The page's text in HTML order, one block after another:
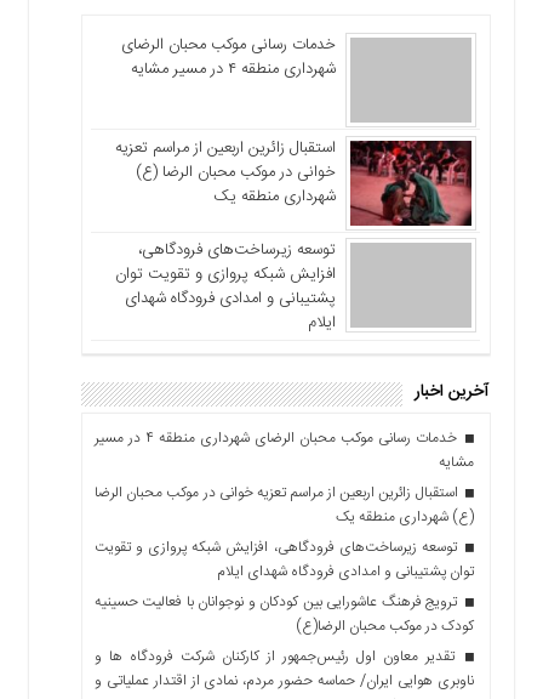
خدمات رسانی موکب محبان الرضای
شهرداری منطقه ۴ در مسیر مشایه
استقبال زائرین اربعین از مراسم تعزیه
خوانی در موکب محبان الرضا (ع)
شهرداری منطقه یک
توسعه زیرساخت‌های فرودگاهی،
افزایش شبکه پروازی و تقویت توان
پشتیبانی و امدادی فرودگاه شهدای
ایلام
آخرین اخبار
خدمات رسانی موکب محبان الرضای شهرداری منطقه ۴ در مسیر
مشایه
استقبال زائرین اربعین از مراسم تعزیه خوانی در موکب محبان الرضا
(ع) شهرداری منطقه یک
توسعه زیرساخت‌های فرودگاهی، افزایش شبکه پروازی و تقویت
توان پشتیبانی و امدادی فرودگاه شهدای ایلام
ترویج فرهنگ عاشورایی بین کودکان و نوجوانان با فعالیت حسینیه
کودک در موکب محبان الرضا(ع)
تقدیر معاون اول رئیس‌جمهور از کارکنان شرکت فرودگاه ها و
ناوبری هوایی ایران/ حماسه حضور مردم، نمادی از اقتدار عملیاتی و